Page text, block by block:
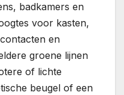
badkamers en
voor kasten,
en
groene lijnen
of lichte
beugel of een